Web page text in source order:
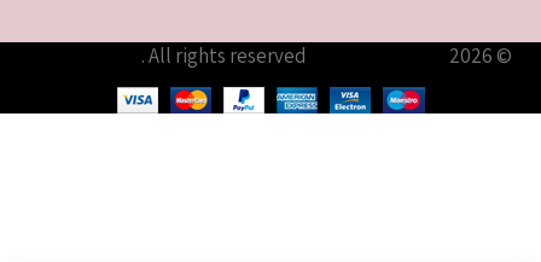
© 2026
. All rights reserved